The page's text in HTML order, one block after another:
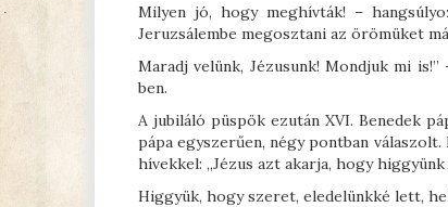
Milyen jó, hogy meghívták! –
Jeruzsálembe megosztani az örömüket
Maradj velünk, Jézusunk! Mondjuk mi
ben.
A jubiláló püspök ezután XVI. Benedek
pápa egyszerűen, négy pontban
hívekkel: „Jézus azt akarja, hogy
Higgyük, hogy szeret, eledelünkké lett,